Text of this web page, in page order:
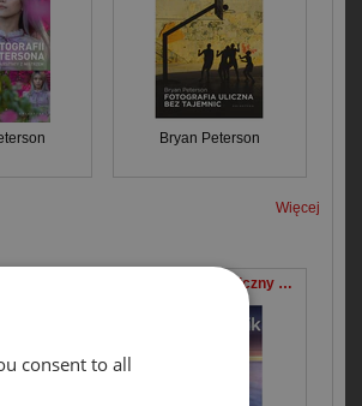
Bryan Peterson
Więcej
Poradnik fotograficzny Wydanie uaktualnione
consent to all